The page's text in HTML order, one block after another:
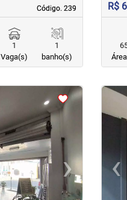
Código. 239
Código. 239
1
Vaga(s)
1
banho(s)
R$
›Next
<<<
‹